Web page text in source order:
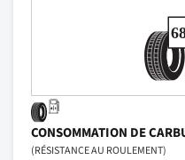
CONSOMMATION DE
(RÉSISTANCE AU ROULEMENT)